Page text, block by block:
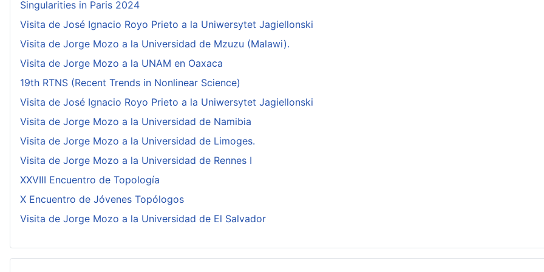
Singularities in Paris 2024
Visita de José Ignacio Royo Prieto a la Uniwersytet Jagiellonski
Visita de Jorge Mozo a la Universidad de Mzuzu (Malawi).
Visita de Jorge Mozo a la UNAM en Oaxaca
19th RTNS (Recent Trends in Nonlinear Science)
Visita de José Ignacio Royo Prieto a la Uniwersytet Jagiellonski
Visita de Jorge Mozo a la Universidad de Namibia
Visita de Jorge Mozo a la Universidad de Limoges.
Visita de Jorge Mozo a la Universidad de Rennes I
XXVIII Encuentro de Topología
X Encuentro de Jóvenes Topólogos
Visita de Jorge Mozo a la Universidad de El Salvador